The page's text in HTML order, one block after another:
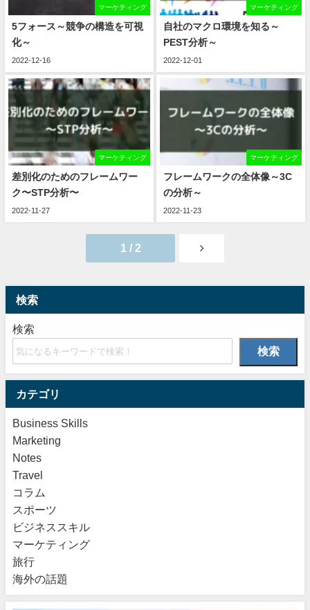
マーケティング
5フォース～競争の構造を可視
化～
2022-12-16
マーケティング
自社のマクロ環境を知る～
PEST分析～
2022-12-01
マーケティング
差別化のためのフレームワー
ク〜STP分析〜
2022-11-27
マーケティング
フレームワークの全体像～3C
の分析～
2022-11-23
1 / 2
検索
検索
検索
カテゴリ
Business Skills
Marketing
Notes
Travel
コラム
スポーツ
ビジネススキル
マーケティング
旅行
海外の話題